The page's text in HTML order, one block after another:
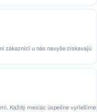
zákazníci u nás navyše získavajú
Každý mesiac úspešne vyriešime